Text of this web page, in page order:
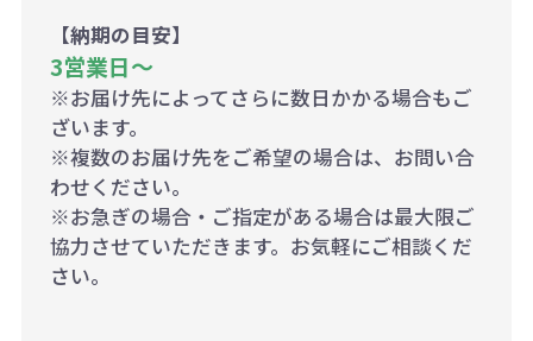
【納期の目安】
3営業日〜
※お届け先によってさらに数日かかる場合もご
ざいます。
※複数のお届け先をご希望の場合は、お問い合
わせください。
※お急ぎの場合・ご指定がある場合は最大限ご
協力させていただきます。お気軽にご相談くだ
さい。